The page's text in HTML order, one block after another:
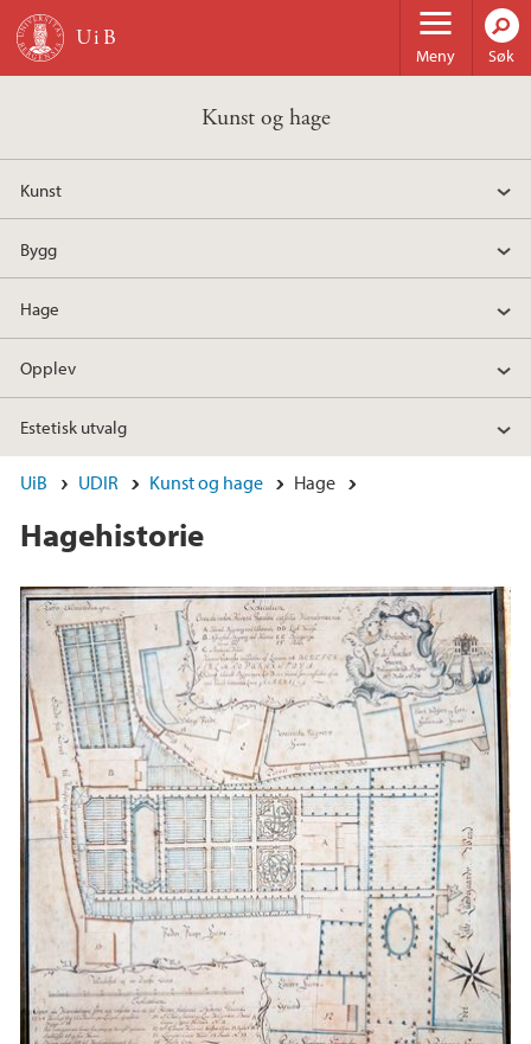
Hopp til hovedinnhold
Meny Søk
Kunst og hage
Kunst
Bygg
Hage
Opplev
Estetisk utvalg
UiB UDIR Kunst og hage Hage
Hagehistorie